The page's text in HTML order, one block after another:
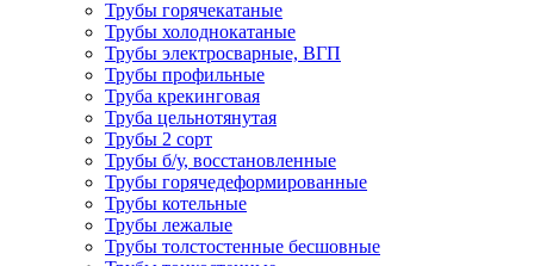
Трубы горячекатаные
Трубы холоднокатаные
Трубы электросварные, ВГП
Трубы профильные
Труба крекинговая
Труба цельнотянутая
Трубы 2 сорт
Трубы б/у, восстановленные
Трубы горячедеформированные
Трубы котельные
Трубы лежалые
Трубы толстостенные бесшовные